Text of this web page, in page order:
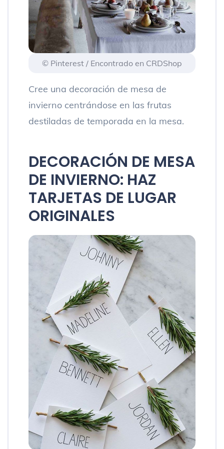
© Pinterest / Encontrado en CRDShop
Cree una decoración de mesa de
invierno centrándose en las frutas
destiladas de temporada en la mesa.
DECORACIÓN DE MESA
DE INVIERNO: HAZ
TARJETAS DE LUGAR
ORIGINALES